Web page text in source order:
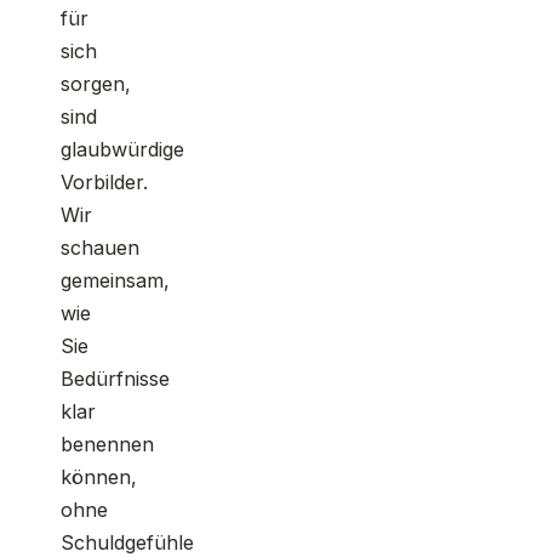
für
sich
sorgen,
sind
glaubwürdige
Vorbilder.
Wir
schauen
gemeinsam,
wie
Sie
Bedürfnisse
klar
benennen
können,
ohne
Schuldgefühle